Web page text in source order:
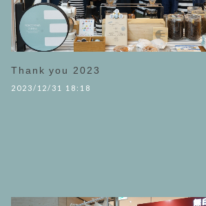
Thank you 2023
2023/12/31 18:18